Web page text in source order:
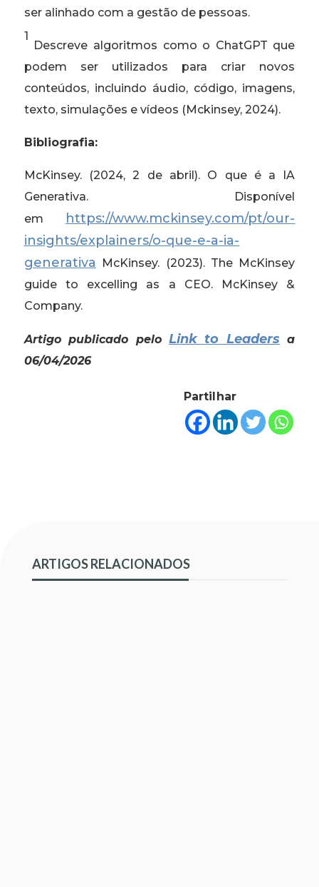
ser alinhado com a gestão de pessoas.
1
Descreve algoritmos como o ChatGPT que
podem ser utilizados para criar novos
conteúdos, incluindo áudio, código, imagens,
texto, simulações e vídeos (Mckinsey, 2024).
Bibliografia:
McKinsey. (2024, 2 de abril). O que é a IA
Generativa. Disponível
em
https://www.mckinsey.com/pt/our-
insights/explainers/o-que-e-a-ia-
generativa McKinsey. (2023). The McKinsey
guide to excelling as a CEO. McKinsey &
Company.
Artigo publicado peloLink to Leaders a
06/04/2026
Partilhar
ARTIGOS RELACIONADOS